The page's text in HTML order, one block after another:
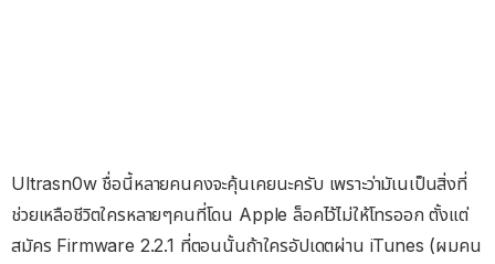
Ultrasn0w ชื่อนี้หลายคนคงจะคุ้นเคยนะครับ เพราะว่ามัเนเป็นสิ่งที่
ช่วยเหลือชีวิตใครหลายๆคนที่โดน Apple ล็อคไว้ไม่ให้โทรออก ตั้งแต่
สมัคร Firmware 2.2.1 ที่ตอนนั้นถ้าใครอัปเดตผ่าน iTunes (ผมคน